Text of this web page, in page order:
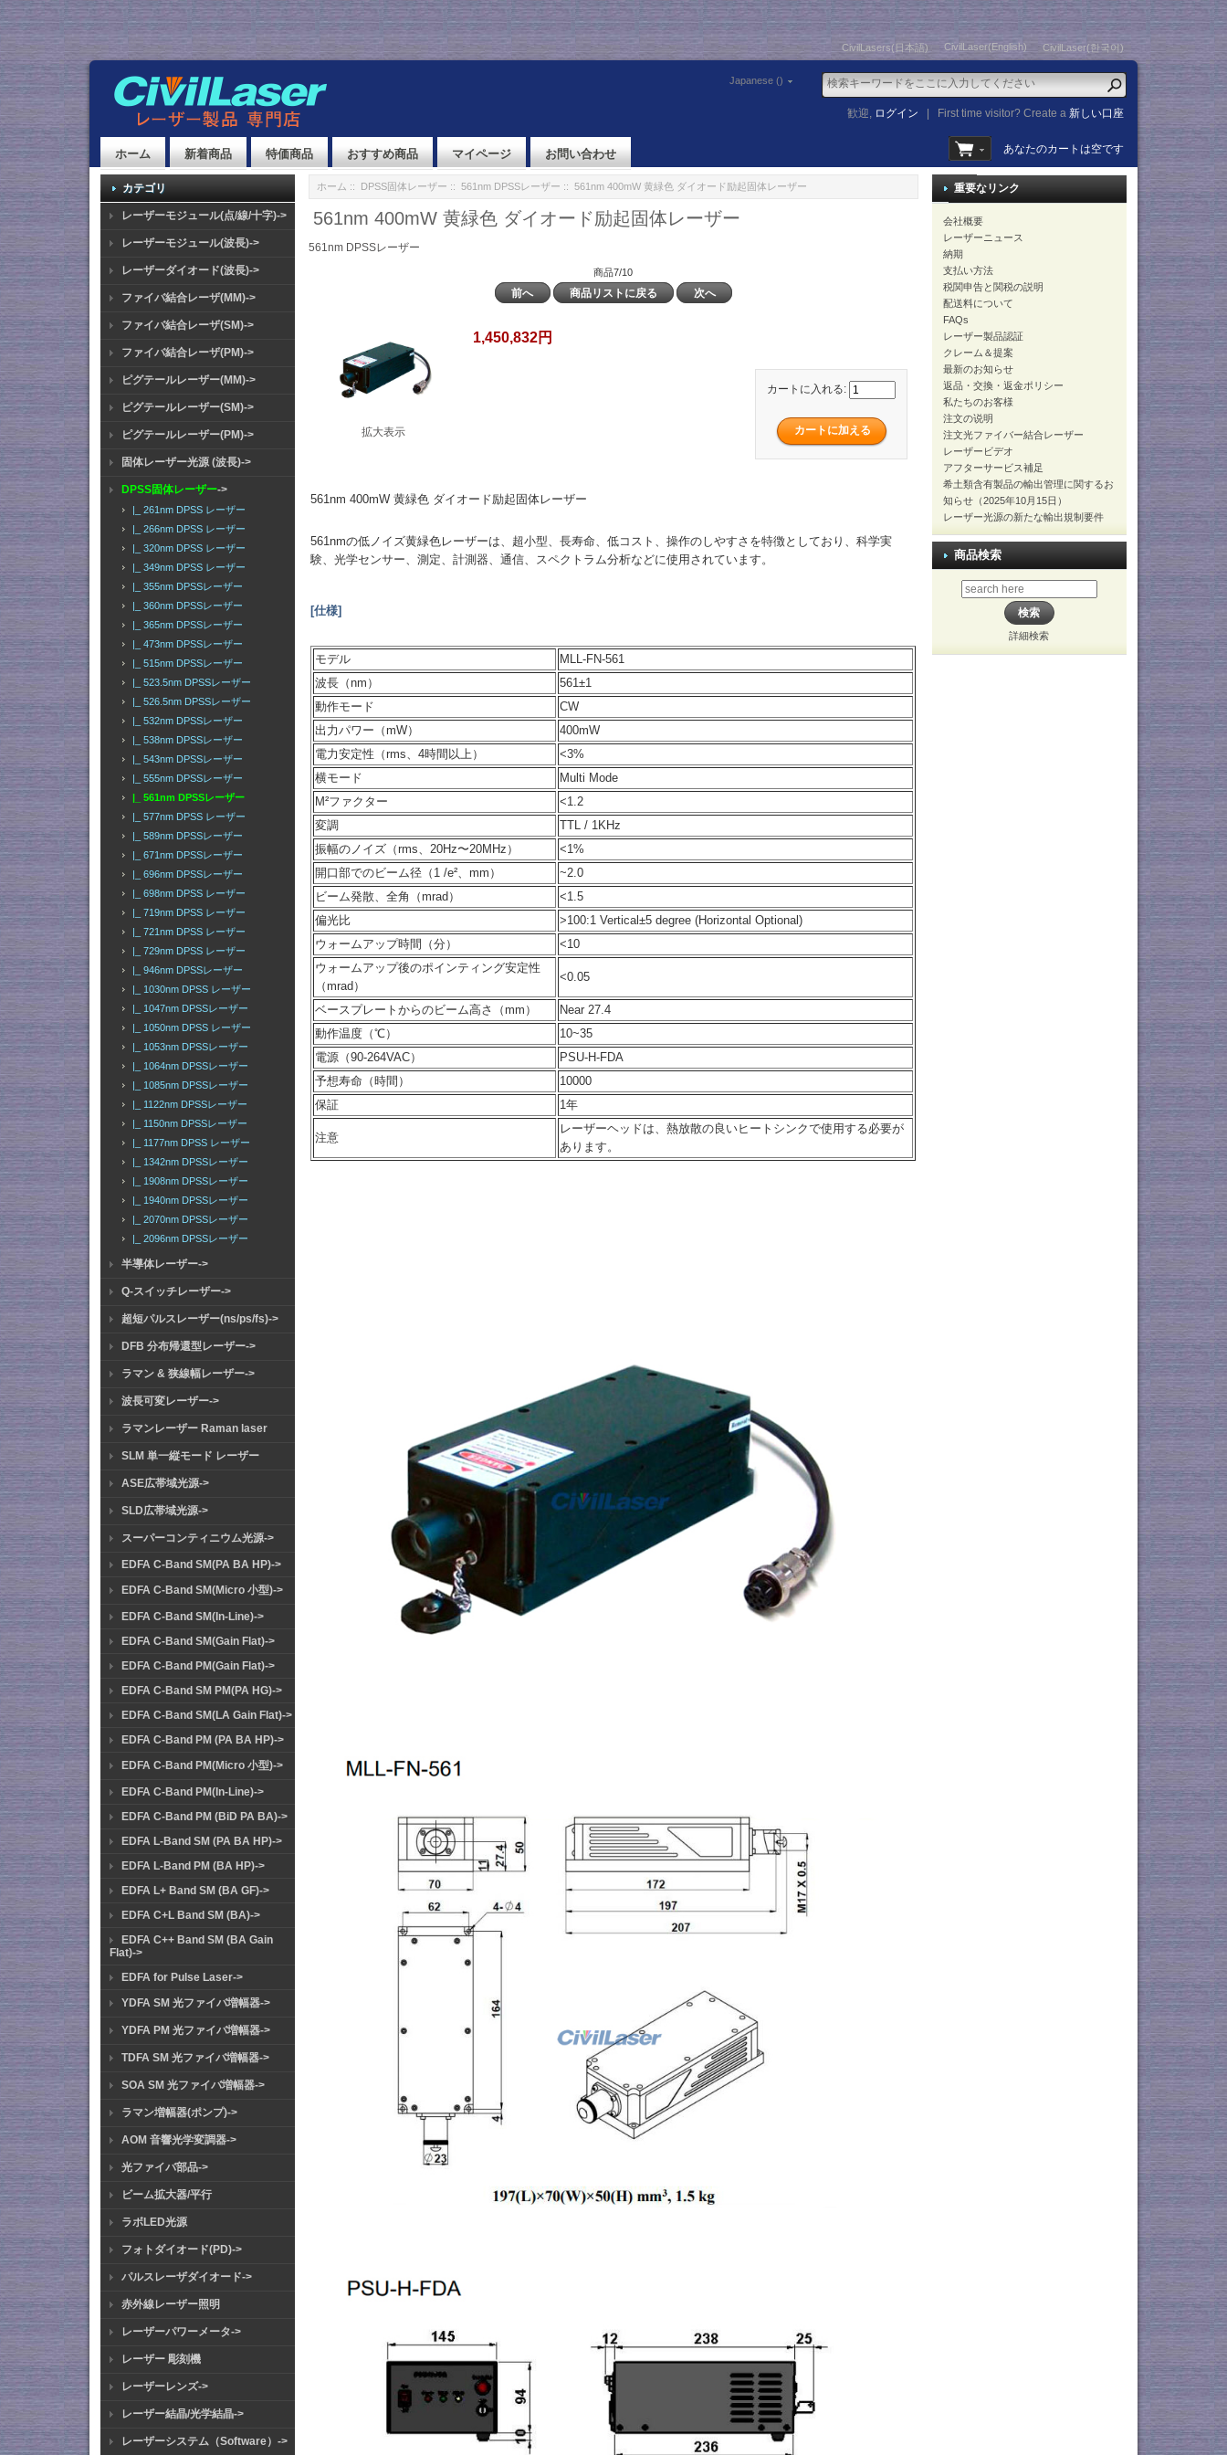
CivilLasers(日本語) CivilLaser(English) CivilLaser(한국어)
Japanese ()
歓迎, ログイン First time visitor? Create a新しい口座
ホーム 新着商品 特価商品 おすすめ商品 マイページ お問い合わせ あなたのカートは空です
カテゴリ
レーザーモジュール(点/線/十字)->
レーザーモジュール(波長)->
レーザーダイオード(波長)->
ファイバ結合レーザ(MM)->
ファイバ結合レーザ(SM)->
ファイバ結合レーザ(PM)->
ピグテールレーザー(MM)->
ピグテールレーザー(SM)->
ピグテールレーザー(PM)->
固体レーザー光源 (波長)->
DPSS固体レーザー->
|_ 261nm DPSS レーザー
|_ 266nm DPSS レーザー
|_ 320nm DPSS レーザー
|_ 349nm DPSS レーザー
|_ 355nm DPSSレーザー
|_ 360nm DPSSレーザー
|_ 365nm DPSSレーザー
|_ 473nm DPSSレーザー
|_ 515nm DPSSレーザー
|_ 523.5nm DPSSレーザー
|_ 526.5nm DPSSレーザー
|_ 532nm DPSSレーザー
|_ 538nm DPSSレーザー
|_ 543nm DPSSレーザー
|_ 555nm DPSSレーザー
|_ 561nm DPSSレーザー
|_ 577nm DPSS レーザー
|_ 589nm DPSSレーザー
|_ 671nm DPSSレーザー
|_ 696nm DPSSレーザー
|_ 698nm DPSS レーザー
|_ 719nm DPSS レーザー
|_ 721nm DPSS レーザー
|_ 729nm DPSS レーザー
|_ 946nm DPSSレーザー
|_ 1030nm DPSS レーザー
|_ 1047nm DPSSレーザー
|_ 1050nm DPSS レーザー
|_ 1053nm DPSSレーザー
|_ 1064nm DPSSレーザー
|_ 1085nm DPSSレーザー
|_ 1122nm DPSSレーザー
|_ 1150nm DPSSレーザー
|_ 1177nm DPSS レーザー
|_ 1342nm DPSSレーザー
|_ 1908nm DPSSレーザー
|_ 1940nm DPSSレーザー
|_ 2070nm DPSSレーザー
|_ 2096nm DPSSレーザー
半導体レーザー->
Q-スイッチレーザー->
超短パルスレーザー(ns/ps/fs)->
DFB 分布帰還型レーザー->
ラマン & 狭線幅レーザー->
波長可変レーザー->
ラマンレーザー Raman laser
SLM 単一縦モード レーザー
ASE広帯域光源->
SLD広帯域光源->
スーパーコンティニウム光源->
EDFA C-Band SM(PA BA HP)->
EDFA C-Band SM(Micro 小型)->
EDFA C-Band SM(In-Line)->
EDFA C-Band SM(Gain Flat)->
EDFA C-Band PM(Gain Flat)->
EDFA C-Band SM PM(PA HG)->
EDFA C-Band SM(LA Gain Flat)->
EDFA C-Band PM (PA BA HP)->
EDFA C-Band PM(Micro 小型)->
EDFA C-Band PM(In-Line)->
EDFA C-Band PM (BiD PA BA)->
EDFA L-Band SM (PA BA HP)->
EDFA L-Band PM (BA HP)->
EDFA L+ Band SM (BA GF)->
EDFA C+L Band SM (BA)->
EDFA C++ Band SM (BA Gain
Flat)->
EDFA for Pulse Laser->
YDFA SM 光ファイバ増幅器->
YDFA PM 光ファイバ増幅器->
TDFA SM 光ファイバ増幅器->
SOA SM 光ファイバ増幅器->
ラマン増幅器(ポンプ)->
AOM 音響光学変調器->
光ファイバ部品->
ビーム拡大器/平行
ラボLED光源
フォトダイオード(PD)->
パルスレーザダイオード->
赤外線レーザー照明
レーザーパワーメータ->
レーザー 彫刻機
レーザーレンズ->
レーザー結晶/光学結晶->
レーザーシステム（Software）->
ホーム :: DPSS固体レーザー :: 561nm DPSSレーザー :: 561nm 400mW 黄緑色 ダイオード励起固体レーザー
561nm 400mW 黄緑色 ダイオード励起固体レーザー
561nm DPSSレーザー
商品7/10
前へ 商品リストに戻る 次へ
拡大表示
1,450,832円
カートに入れる:
561nm 400mW 黄緑色 ダイオード励起固体レーザー
561nmの低ノイズ黄緑色レーザーは、超小型、長寿命、低コスト、操作のしやすさを特徴としており、科学実
験、光学センサー、測定、計測器、通信、スペクトラム分析などに使用されています。
[仕様]
モデル
MLL-FN-561
波長（nm）
561±1
動作モード
CW
出力パワー（mW）
400mW
電力安定性（rms、4時間以上）
<3%
横モード
Multi Mode
M²ファクター
<1.2
変調
TTL / 1KHz
振幅のノイズ（rms、20Hz〜20MHz）
<1%
開口部でのビーム径（1 /e²、mm）
~2.0
ビーム発散、全角（mrad）
<1.5
偏光比
>100:1 Vertical±5 degree (Horizontal Optional)
ウォームアップ時間（分）
<10
ウォームアップ後のポインティング安定性
（mrad）
<0.05
ベースプレートからのビーム高さ（mm）
Near 27.4
動作温度（℃）
10~35
電源（90-264VAC）
PSU-H-FDA
予想寿命（時間）
10000
保証
1年
注意
レーザーヘッドは、熱放散の良いヒートシンクで使用する必要が
あります。
重要なリンク
会社概要
レーザーニュース
納期
支払い方法
税関申告と関税の説明
配送料について
FAQs
レーザー製品認証
クレーム＆提案
最新のお知らせ
返品・交換・返金ポリシー
私たちのお客様
注文の说明
注文光ファイバー結合レーザー
レーザービデオ
アフターサービス補足
希土類含有製品の輸出管理に関するお
知らせ（2025年10月15日）
レーザー光源の新たな輸出規制要件
商品検索
詳細検索